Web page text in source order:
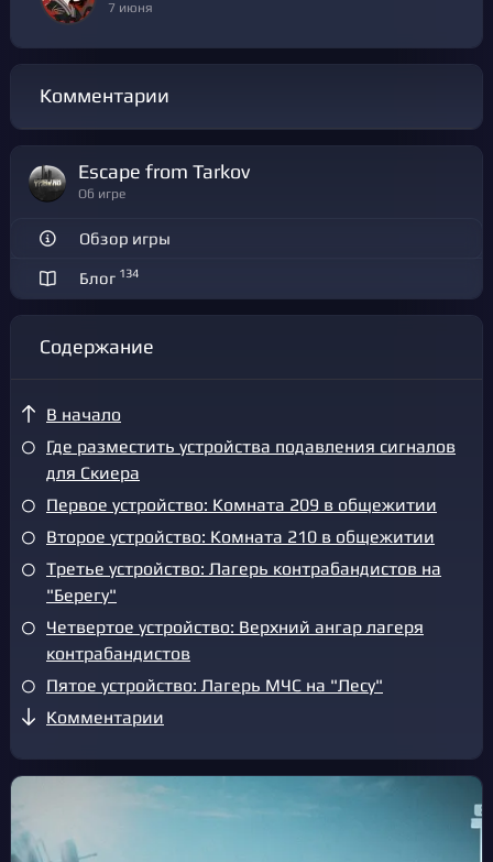
7 июня
Комментарии
Escape from Tarkov
Об игре
Обзор игры
Блог 134
Содержание
В начало
Где разместить устройства подавления сигналов
для Скиера
Первое устройство: Комната 209 в общежитии
Второе устройство: Комната 210 в общежитии
Третье устройство: Лагерь контрабандистов на
"Берегу"
Четвертое устройство: Верхний ангар лагеря
контрабандистов
Пятое устройство: Лагерь МЧС на "Лесу"
Комментарии